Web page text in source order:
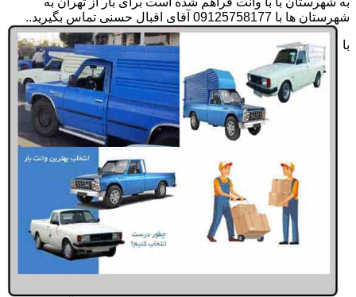
شهرستان ها با 09125758177 آقای اقبال حسنی تماس بگیرید..
با